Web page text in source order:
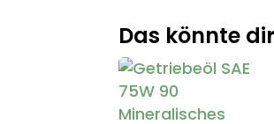
Das könnte